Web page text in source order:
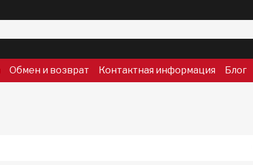
Обмен и возврат Контактная информация Блог